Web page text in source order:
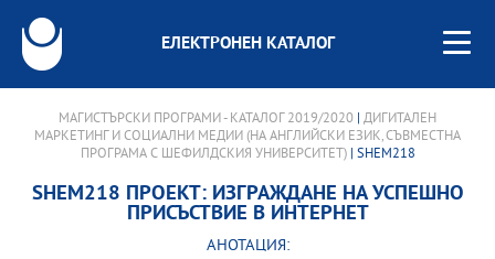
ЕЛЕКТРОНЕН КАТАЛОГ
МАГИСТЪРСКИ ПРОГРАМИ - КАТАЛОГ 2019/2020 ДИГИТАЛЕН
МАРКЕТИНГ И СОЦИАЛНИ МЕДИИ (НА АНГЛИЙСКИ ЕЗИК, СЪВМЕСТНА
ПРОГРАМА С ШЕФИЛДСКИЯ УНИВЕРСИТЕТ)| SHEM218
SHEM218 ПРОЕКТ: ИЗГРАЖДАНЕ НА УСПЕШНО
ПРИСЪСТВИЕ В ИНТЕРНЕТ
АНОТАЦИЯ: